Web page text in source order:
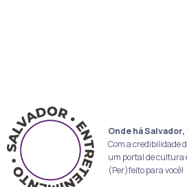
Onde há Salvador,
Com a credibilidade
um portal de cultura
(Per)feito para você!